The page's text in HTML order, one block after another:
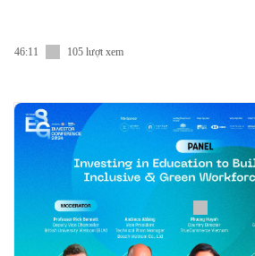
46:11 105 lượt xem